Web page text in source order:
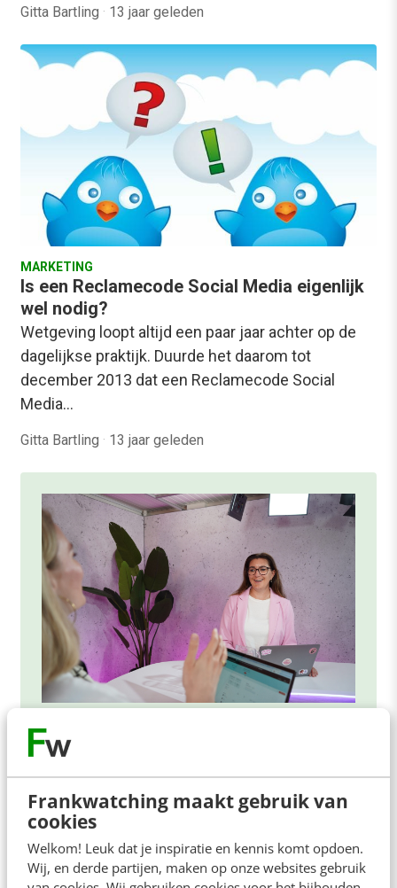
Frankwatching maakt gebruik van
cookies
Welkom! Leuk dat je inspiratie en kennis komt opdoen.
Wij, en derde partijen, maken op onze websites gebruik
Gitta Bartling · 13 jaar geleden
MARKETING
Is een Reclamecode Social Media eigenlijk
wel nodig?
Wetgeving loopt altijd een paar jaar achter op de
dagelijkse praktijk. Duurde het daarom tot
december 2013 dat een Reclamecode Social
Media…
Gitta Bartling · 13 jaar geleden
De nieuwe SEO- & GEO-
spelregels
In 2,5 uur van Google-first naar AI-first: zo wordt je
content beter gevonden. Schrijf je in en bekijk
direct.